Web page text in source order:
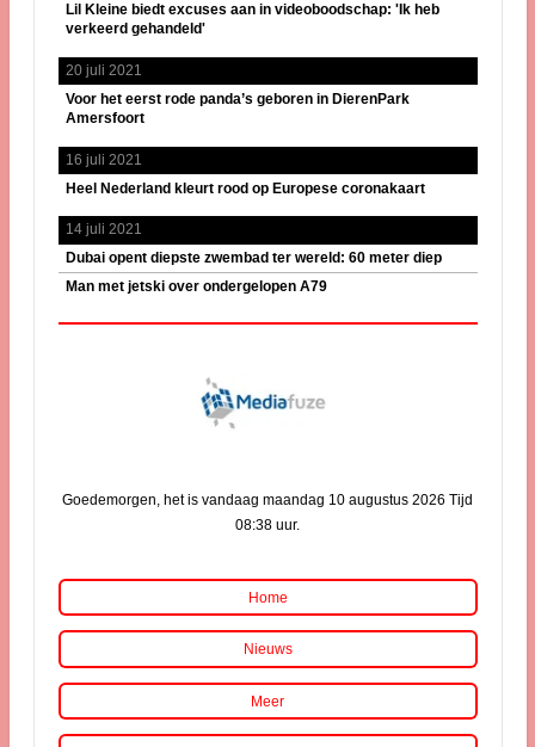
Lil Kleine biedt excuses aan in videoboodschap: 'Ik heb
verkeerd gehandeld'
20 juli 2021
Voor het eerst rode panda’s geboren in DierenPark
Amersfoort
16 juli 2021
Heel Nederland kleurt rood op Europese coronakaart
14 juli 2021
Dubai opent diepste zwembad ter wereld: 60 meter diep
Man met jetski over ondergelopen A79
Goedemorgen, het is vandaag maandag 10 augustus 2026 Tijd
08:38 uur.
Home
Nieuws
Meer